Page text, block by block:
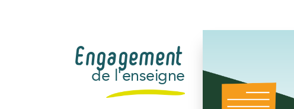
Engagement
de l'enseigne